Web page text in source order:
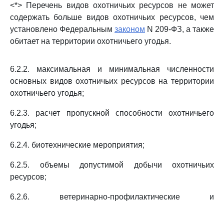
<*> Перечень видов охотничьих ресурсов не может
содержать больше видов охотничьих ресурсов, чем
установлено Федеральным законом N 209-ФЗ, а также
обитает на территории охотничьего угодья.
6.2.2. максимальная и минимальная численности
основных видов охотничьих ресурсов на территории
охотничьего угодья;
6.2.3. расчет пропускной способности охотничьего
угодья;
6.2.4. биотехнические мероприятия;
6.2.5. объемы допустимой добычи охотничьих
ресурсов;
6.2.6. ветеринарно-профилактические и